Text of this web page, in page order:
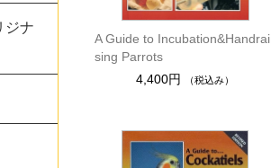
A Guide to Incubation&Handrai
sing Parrots
4,400円
（税込み）
ジナ